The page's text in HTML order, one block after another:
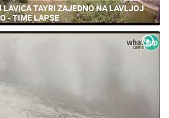
LAVICA TAYRI ZAJEDNO NA LAVLJOJ
- TIME LAPSE